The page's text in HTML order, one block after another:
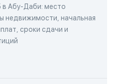
в Абу-Даби: место
недвижимости, начальная
сроки сдачи и